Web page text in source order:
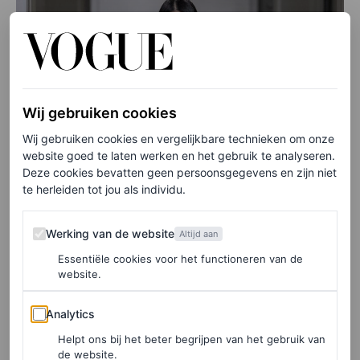
Wij gebruiken cookies
Wij gebruiken cookies en vergelijkbare technieken om onze
website goed te laten werken en het gebruik te analyseren.
Deze cookies bevatten geen persoonsgegevens en zijn niet
te herleiden tot jou als individu.
Werking van de website
Werking van de website Altijd aan
Essentiële cookies voor het functioneren van de
website.
Analytics
Analytics
Helpt ons bij het beter begrijpen van het gebruik van
de website.